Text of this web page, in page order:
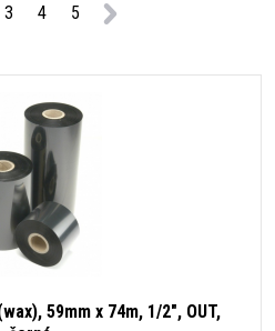
3 4 5
59mm x 74m, 1/2", OUT,